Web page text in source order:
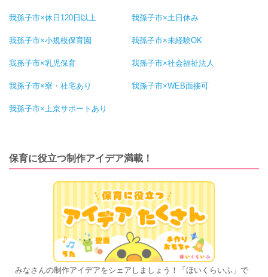
我孫子市×休日120日以上 我孫子市×土日休み
我孫子市×小規模保育園 我孫子市×未経験OK
我孫子市×乳児保育 我孫子市×社会福祉法人
我孫子市×寮・社宅あり 我孫子市×WEB面接可
我孫子市×上京サポートあり
保育に役立つ制作アイデア満載！
みなさんの制作アイデアをシェアしましょう！「ほいくらいふ」で